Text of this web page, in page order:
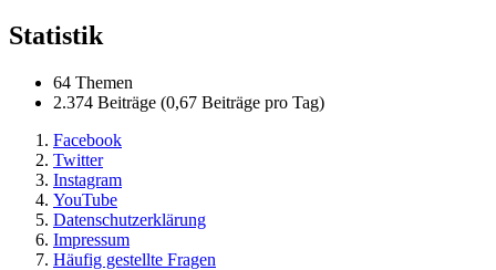
Statistik
64 Themen
2.374 Beiträge (0,67 Beiträge pro Tag)
Facebook
Twitter
Instagram
YouTube
Datenschutzerklärung
Impressum
Häufig gestellte Fragen